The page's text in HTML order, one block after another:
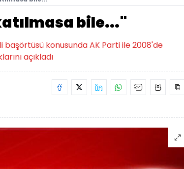
bile..."
başörtüsü konusunda AK Parti ile 2008'de
açıkladı